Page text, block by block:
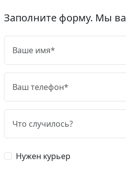
Заполните форму. Мы
Нужен курьер